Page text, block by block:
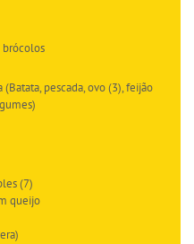
brócolos
(Batata, pescada, ovo (3), feijão
(7)
queijo